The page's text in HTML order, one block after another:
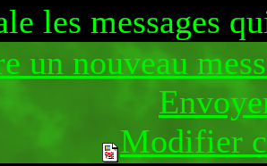
les messages
un nouveau
Modifier